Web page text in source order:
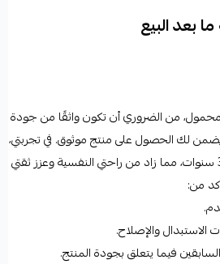
بعد البيع
من الضروري أن تكون واثقًا من جودة
لك الحصول على منتج موثوق. في تجربتي،
حصلت على جهاز مع ضمان 3 سنوات، مما زاد من راحتي النفسية وعزز ثقتي
من:
الاستبدال والإصلاح.
فيما يتعلق بجودة المنتج.